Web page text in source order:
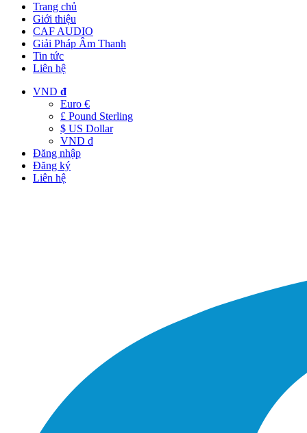
Trang chủ
Giới thiệu
CAF AUDIO
Giải Pháp Âm Thanh
Tin tức
Liên hệ
VND đ
Euro €
£ Pound Sterling
$ US Dollar
VND đ
Đăng nhập
Đăng ký
Liên hệ